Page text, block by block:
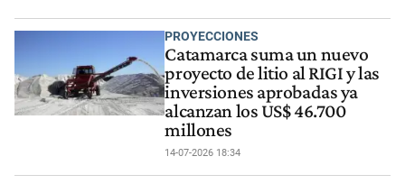
PROYECCIONES
Catamarca suma un nuevo
proyecto de litio al RIGI y las
inversiones aprobadas ya
alcanzan los US$ 46.700
millones
14-07-2026 18:34